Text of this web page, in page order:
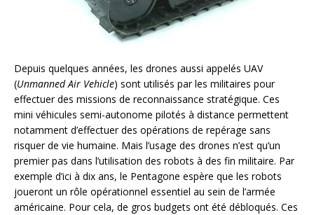
Depuis quelques années, les drones aussi appelés UAV
(Unmanned Air Vehicle) sont utilisés par les militaires pour
effectuer des missions de reconnaissance stratégique. Ces
mini véhicules semi-autonome pilotés à distance permettent
notamment d’effectuer des opérations de repérage sans
risquer de vie humaine. Mais l’usage des drones n’est qu’un
premier pas dans l’utilisation des robots à des fin militaire. Par
exemple d’ici à dix ans, le Pentagone espère que les robots
joueront un rôle opérationnel essentiel au sein de l’armée
américaine. Pour cela, de gros budgets ont été débloqués. Ces